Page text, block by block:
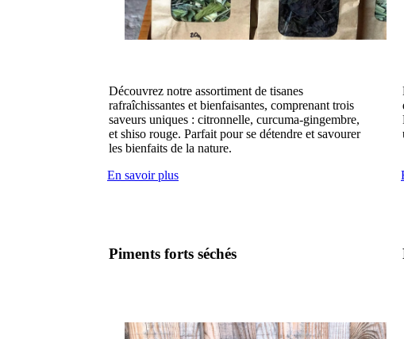
Découvrez notre assortiment de tisanes
rafraîchissantes et bienfaisantes, comprenant trois
saveurs uniques : citronnelle, curcuma-gingembre,
et shiso rouge. Parfait pour se détendre et savourer
les bienfaits de la nature.
En savoir plus
Piments forts séchés